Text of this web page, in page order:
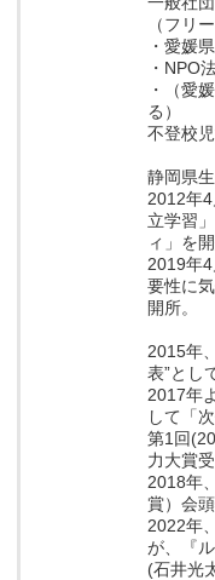
（フリ
・愛媛
・NPO
・（愛
る）
不登校
静岡県生
2012年
立学習
ィ」を開
2019年
要性に
開所。
2015年
表”とし
2017年
して「
第1回
力大賞受
2018年
賞）会
2022年
が、『
(石井光